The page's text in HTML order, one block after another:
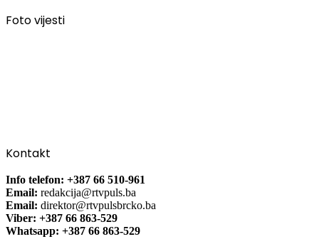
Foto vijesti
Kontakt
Info telefon: +387 66 510-961
Email: redakcija@rtvpuls.ba
Email: direktor@rtvpulsbrcko.ba
Viber: +387 66 863-529
Whatsapp: +387 66 863-529